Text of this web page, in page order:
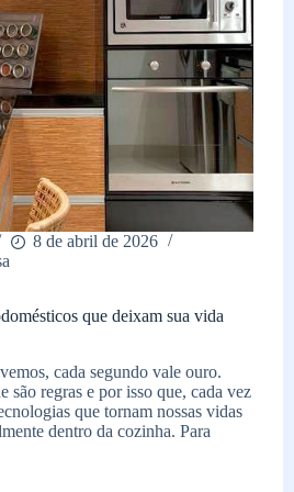
8 de abril de 2026
que deixam sua vida
cada segundo vale ouro.
são regras e por isso que, cada vez
que tornam nossas vidas
dentro da cozinha. Para